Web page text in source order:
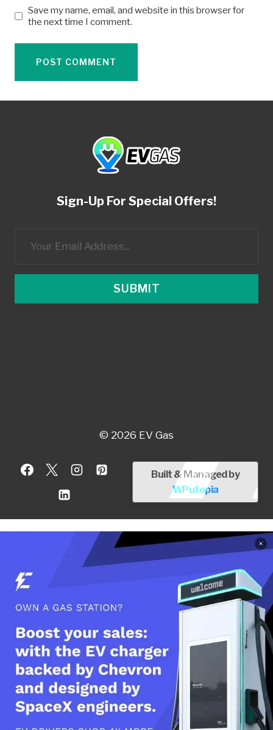
Save my name, email, and website in this browser for
the next time I comment.
Sign-Up For Special Offers!
SUBMIT
© 2026 EV Gas
Built & Managed by
WPutopia